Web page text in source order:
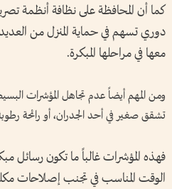
كما أن المحافظة على نظافة أنظمة
دوري تسهم في حماية المنزل من
معها في مراحلها المبكرة.
ومن المهم أيضاً عدم تجاهل المؤشرات
تشقق صغير في أحد الجدران، أو رائحة
فهذه المؤشرات غالباً ما تكون رسائل
الوقت المناسب في تجنب إصلاحات